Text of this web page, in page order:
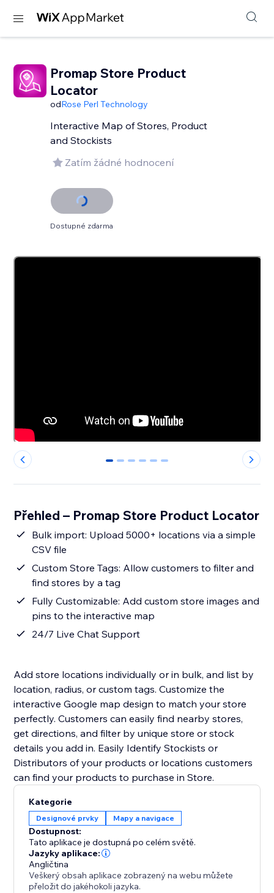
Promap Store Product
Locator
odRose Perl Technology
Interactive Map of Stores, Product
and Stockists
Zatím žádné hodnocení
Dostupné zdarma
0 1 2 3 4 5
Přehled – Promap Store Product Locator
Bulk import: Upload 5000+ locations via a simple
CSV file
Custom Store Tags: Allow customers to filter and
find stores by a tag
Fully Customizable: Add custom store images and
pins to the interactive map
24/7 Live Chat Support
Add store locations individually or in bulk, and list by
location, radius, or custom tags. Customize the
interactive Google map design to match your store
perfectly. Customers can easily find nearby stores,
get directions, and filter by unique store or stock
details you add in. Easily Identify Stockists or
Distributors of your products or locations customers
can find your products to purchase in Store.
Kategorie
Designové prvky Mapy a navigace
Dostupnost:
Tato aplikace je dostupná po celém světě.
Jazyky aplikace:
Angličtina
Veškerý obsah aplikace zobrazený na webu můžete
přeložit do jakéhokoli jazyka.